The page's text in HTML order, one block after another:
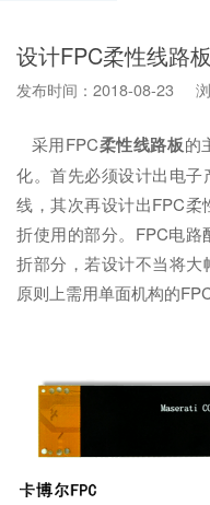
设计FPC柔性线路
发布时间：2018-08-23 浏
采用FPC柔性线路板的
化。首先必须设计出电
线，其次再设计出FPC柔
折使用的部分。FPC电路
折部分，若设计不当将
原则上需用单面机构的